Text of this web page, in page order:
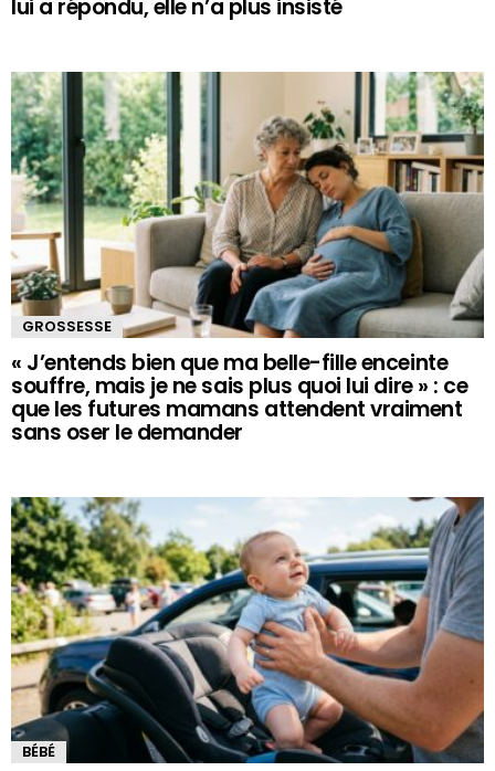
lui a répondu, elle n’a plus insisté
GROSSESSE
« J’entends bien que ma belle-fille enceinte
souffre, mais je ne sais plus quoi lui dire » : ce
que les futures mamans attendent vraiment
sans oser le demander
BÉBÉ